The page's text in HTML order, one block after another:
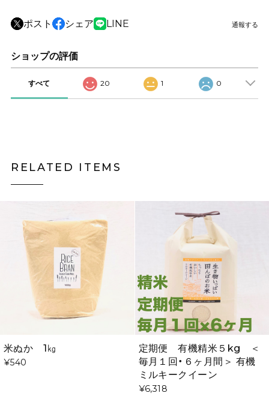
ポスト シェア LINE 通報する
ショップの評価
すべて 20 1 0
RELATED ITEMS
米ぬか 1㎏
¥540
定期便 有機精米５kg ＜
毎月１回・６ヶ月間＞ 有機
ミルキークイーン
¥6,318